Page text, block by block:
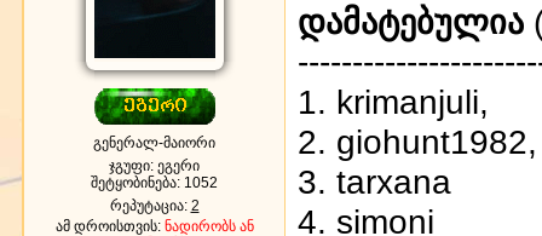
გენერალ-მაიორი
ჯგუფი: ეგერი
შეტყობინება: 1052
რეპუტაცია: 2
ამ დროისთვის: ნადირობს ან
დამატებულია
1. krimanjuli,
2. giohunt1982,
3. tarxana
4. simoni